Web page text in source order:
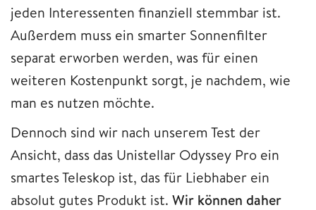
jeden Interessenten finanziell stemmbar ist.
Außerdem muss ein smarter Sonnenfilter
separat erworben werden, was für einen
weiteren Kostenpunkt sorgt, je nachdem, wie
man es nutzen möchte.
Dennoch sind wir nach unserem Test der
Ansicht, dass das Unistellar Odyssey Pro ein
smartes Teleskop ist, das für Liebhaber ein
absolut gutes Produkt ist. Wir können daher